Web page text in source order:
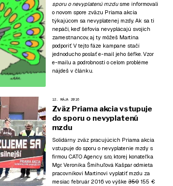
sporu o nevyplatenú mzdusme informovali
o novom spore zväzu Priama akcia
týkajúcom sa nevyplatenej mzdy. Ak sa ti
nepáči, keď šéfovia nevyplácajú svojich
zamestnancov, aj ty môžeš Martina
podporiť. V tejto fáze kampane stačí
jednoducho poslať e-mail jeho šéfke. Vzor
e-mailu a podrobnosti o celom probléme
nájdeš v článku.
12. MÁJA 2016
Zväz Priama akcia vstupuje
do sporu o nevyplatenú
mzdu
Solidárny zväz pracujúcich Priama akcia
vstupuje do sporu o nevyplatenie mzdy s
firmou CATO Agency s.r.o, ktorej konateľka
Mgr. Veronika Šmihuľová Kašpar odmieta
pracovníkovi Martinovi vyplatiť mzdu za
mesiac február 2016 vo výške350155 €